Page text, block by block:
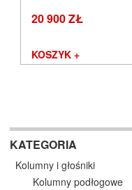
20 900 ZŁ
KOSZYK +
KATEGORIA
Kolumny i głośniki
Kolumny podłogowe